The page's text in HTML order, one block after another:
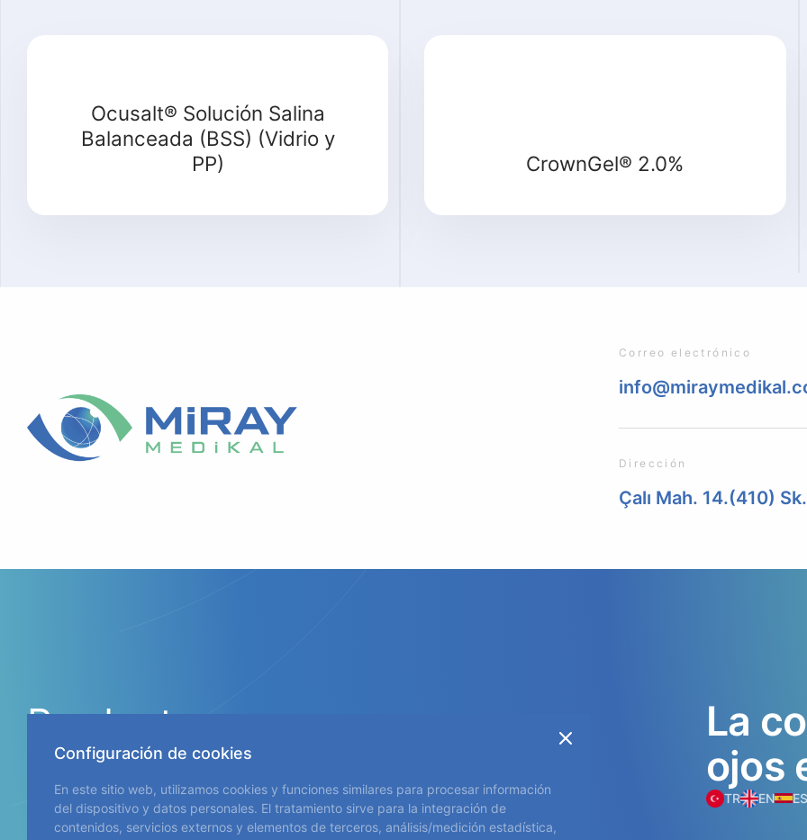
Ocusalt® Solución Salina
Balanceada (BSS) (Vidrio y
PP)
CrownGel® 2.0%
Correo electrónico
Dirección
Çalı Mah. 14.(410)
Productos
Gotas Oculares
Productos de Nicho
Corporativo
La
ojos
TR EN
Configuración de cookies
En este sitio web, utilizamos cookies y funciones similares para procesar información
del dispositivo y datos personales. El tratamiento sirve para la integración de
contenidos, servicios externos y elementos de terceros, análisis/medición estadística,